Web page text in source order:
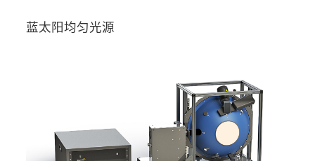
蓝太阳均匀光源